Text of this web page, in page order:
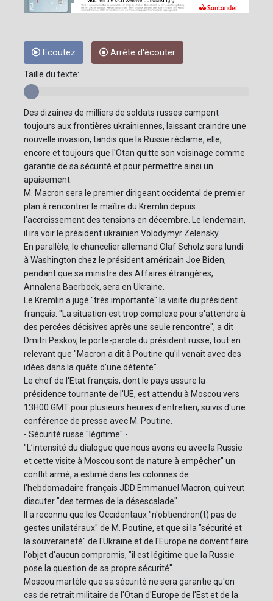
Ecoutez Arrête d'écouter
Taille du texte:
Des dizaines de milliers de soldats russes campent
toujours aux frontières ukrainiennes, laissant craindre une
nouvelle invasion, tandis que la Russie réclame, elle,
encore et toujours que l'Otan quitte son voisinage comme
garantie de sa sécurité et pour permettre ainsi un
apaisement.
M. Macron sera le premier dirigeant occidental de premier
plan à rencontrer le maître du Kremlin depuis
l'accroissement des tensions en décembre. Le lendemain,
il ira voir le président ukrainien Volodymyr Zelensky.
En parallèle, le chancelier allemand Olaf Scholz sera lundi
à Washington chez le président américain Joe Biden,
pendant que sa ministre des Affaires étrangères,
Annalena Baerbock, sera en Ukraine.
Le Kremlin a jugé "très importante" la visite du président
français. "La situation est trop complexe pour s'attendre à
des percées décisives après une seule rencontre", a dit
Dmitri Peskov, le porte-parole du président russe, tout en
relevant que "Macron a dit à Poutine qu'il venait avec des
idées dans la quête d'une détente".
Le chef de l'Etat français, dont le pays assure la
présidence tournante de l'UE, est attendu à Moscou vers
13H00 GMT pour plusieurs heures d'entretien, suivis d'une
conférence de presse avec M. Poutine.
- Sécurité russe "légitime" -
"L’intensité du dialogue que nous avons eu avec la Russie
et cette visite à Moscou sont de nature à empêcher" un
conflit armé, a estimé dans les colonnes de
l'hebdomadaire français JDD Emmanuel Macron, qui veut
discuter "des termes de la désescalade".
Il a reconnu que les Occidentaux "n'obtiendron(t) pas de
gestes unilatéraux" de M. Poutine, et que si la "sécurité et
la souveraineté" de l'Ukraine et de l'Europe ne doivent faire
l'objet d'aucun compromis, "il est légitime que la Russie
pose la question de sa propre sécurité".
Moscou martèle que sa sécurité ne sera garantie qu'en
cas de retrait militaire de l'Otan d'Europe de l'Est et de la